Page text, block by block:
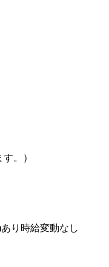
。）
り時給変動なし